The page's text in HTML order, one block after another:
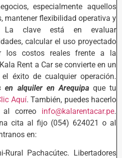
especialmente aquellos
mantener flexibilidad operativa y
La clave está en evaluar
calcular el uso proyectado
los costos reales frente a la
Rent a Car se convierte en un
éxito de cualquier operación.
en alquiler en Arequipaque tu
Aquí. También, puedes hacerlo
al correo info@kalarentacar.pe.
cita al fijo (054) 624021 o al
en:
Rural Pachacútec. Libertadores